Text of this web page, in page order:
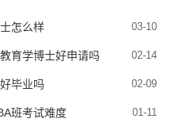
怎么样 03-10
育学博士好申请吗 02-14
毕业吗 02-09
班考试难度 01-11